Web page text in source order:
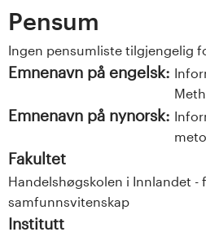
Pensum
Ingen pensumliste tilgjengelig
Emnenavn på engelsk:
Emnenavn på nynorsk:
Fakultet
Handelshøgskolen i Innlandet
samfunnsvitenskap
Institutt